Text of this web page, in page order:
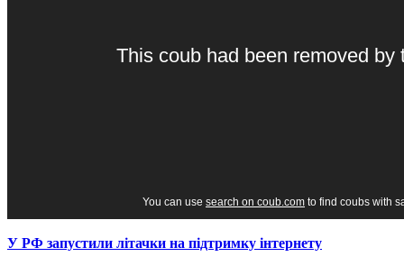
У РФ запустили літачки на підтримку інтернету